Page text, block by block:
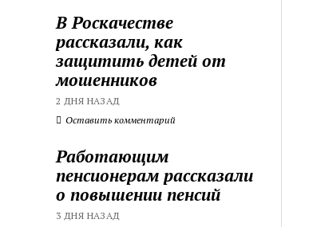
В Роскачестве
рассказали, как
защитить детей от
мошенников
2 ДНЯ НАЗАД
Оставить комментарий
Работающим
пенсионерам рассказали
о повышении пенсий
3 ДНЯ НАЗАД